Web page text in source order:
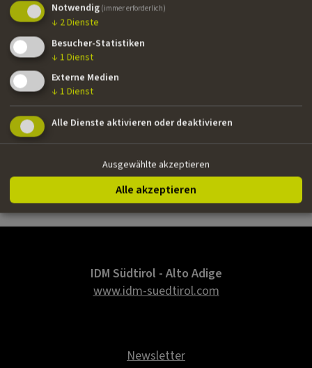
››Boris| Fernsehserie | Wilder, Fox Internationals
Channels | Story Editor
›› Il mostro di Firenze | Miniserie | Wilder, Fox Crime |
Story Editor
Nationalität
Italienisch
guidosilei@gmail.com
IDM Südtirol - Alto Adige
www.idm-suedtirol.com
Newsletter
Notwendig (immer erforderlich)
↓ 2Dienste
Besucher-Statistiken
↓ 1 Dienst
Externe Medien
↓ 1 Dienst
Alle Dienste aktivieren oder deaktivieren
Ausgewählte akzeptieren
Alle akzeptieren